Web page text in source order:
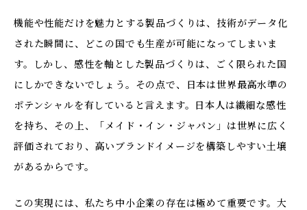
機能や性能だけを魅力とする製品づくりは、技術がデータ化
された瞬間に、どこの国でも生産が可能になってしまいま
す。しかし、感性を軸とした製品づくりは、ごく限られた国
にしかできないでしょう。その点で、日本は世界最高水準の
ポテンシャルを有していると言えます。日本人は繊細な感性
を持ち、その上、「メイド・イン・ジャパン」は世界に広く
評価されており、高いブランドイメージを構築しやすい土壌
があるからです。
この実現には、私たち中小企業の存在は極めて重要です。大